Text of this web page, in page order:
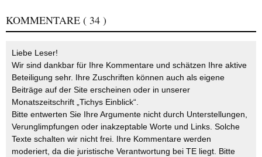
KOMMENTARE ( 34 )
Liebe Leser!
Wir sind dankbar für Ihre Kommentare und schätzen Ihre aktive
Beteiligung sehr. Ihre Zuschriften können auch als eigene
Beiträge auf der Site erscheinen oder in unserer
Monatszeitschrift „Tichys Einblick“.
Bitte entwerten Sie Ihre Argumente nicht durch Unterstellungen,
Verunglimpfungen oder inakzeptable Worte und Links. Solche
Texte schalten wir nicht frei. Ihre Kommentare werden
moderiert, da die juristische Verantwortung bei TE liegt. Bitte